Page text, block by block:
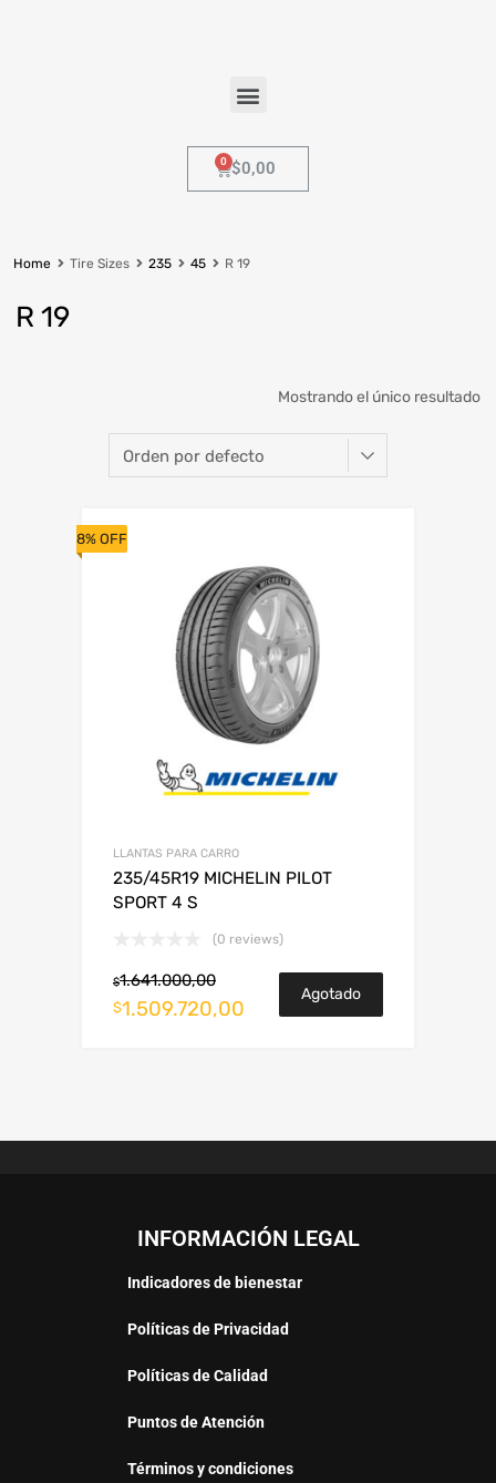
$0,00
Home Tire Sizes 235 45 R 19
R 19
Mostrando el único resultado
8% OFF
LLANTAS PARA CARRO
235/45R19 MICHELIN PILOT
SPORT 4 S
(0 reviews)
$1.641.000,00
$1.509.720,00
Agotado
INFORMACIÓN LEGAL
Indicadores de bienestar
Políticas de Privacidad
Políticas de Calidad
Puntos de Atención
Términos y condiciones